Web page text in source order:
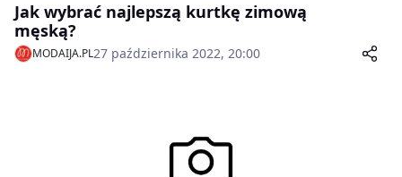
Jak wybrać najlepszą kurtkę zimową
męską?
MODAIJA.PL27 października 2022, 20:00